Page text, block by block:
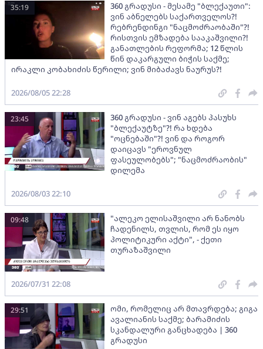
360 გრადუსი - მესამე "ბლექაუთი":
ვინ აბნელებს საქართველოს?!
რებრენდინგი "ნაცმოძრაობაში"?!
რისთვის ემზადება სააკაშვილი?!
განათლების რეფორმა; 12 წლის
წინ დაკარგული ბიჭის საქმე;
ირაკლი კობახიძის წერილი; ვინ მიბაძავს ნაურუს?!
35:19
2026/08/05 22:28
360 გრადუსი - ვინ აგებს პასუხს
"ბლექაუტზე"?! რა ხდება
"ოცნებაში"?! ვინ და როგორ
დაიცავს "ეროვნულ
ფასეულობებს"; "ნაცმოძრაობის"
დილემა
23:45
2026/08/03 22:10
"ალეკო ელისაშვილი არ ნანობს
ჩადენილს, თვლის, რომ ეს იყო
პოლიტიკური აქტი", - ქეთი
თურაზაშვილი
09:48
2026/07/31 22:08
ომი, რომელიც არ მთავრდება; გიგა
ავალიანის საქმე; ბარამიძის
სკანდალური განცხადება | 360
გრადუსი
29:51